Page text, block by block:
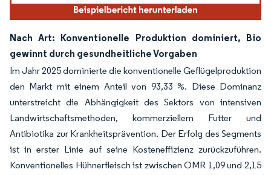
Nach Art: Konventionelle Produktion dominiert, Bio
gewinnt durch gesundheitliche Vorgaben
Im Jahr 2025 dominierte die konventionelle Geflügelproduktion
den Markt mit einem Anteil von 93,33 %. Diese Dominanz
unterstreicht die Abhängigkeit des Sektors von intensiven
Landwirtschaftsmethoden, kommerziellem Futter und
Antibiotika zur Krankheitsprävention. Der Erfolg des Segments
ist in erster Linie auf seine Kosteneffizienz zurückzuführen.
Konventionelles Hühnerfleisch ist zwischen OMR 1,09 und 2,15